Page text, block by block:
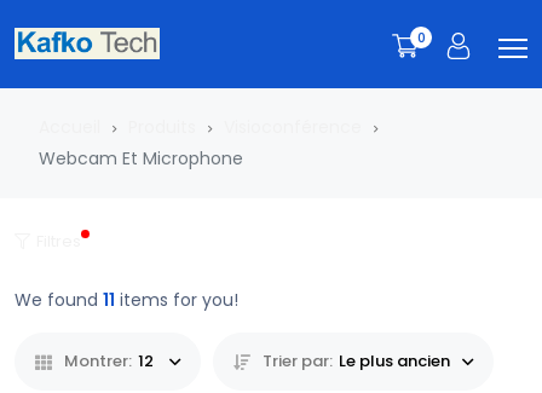
0
Webcam Et Microphone
We found 11 items for you!
Montrer: 12 Trier par: Le plus ancien